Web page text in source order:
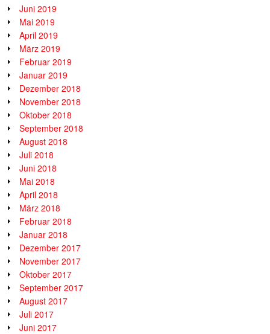
Juni 2019
Mai 2019
April 2019
März 2019
Februar 2019
Januar 2019
Dezember 2018
November 2018
Oktober 2018
September 2018
August 2018
Juli 2018
Juni 2018
Mai 2018
April 2018
März 2018
Februar 2018
Januar 2018
Dezember 2017
November 2017
Oktober 2017
September 2017
August 2017
Juli 2017
Juni 2017